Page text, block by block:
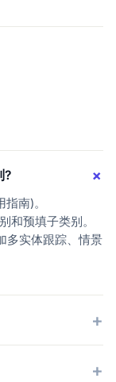
?
南)。
和预填子类别。
多实体跟踪、情景